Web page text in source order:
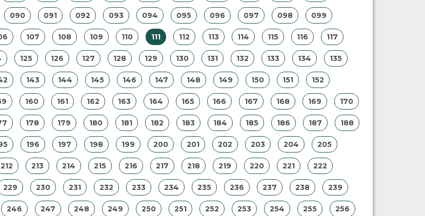
090 091 092 093 094 095 096 097 098 099
107 108 109 110 111 112 113 114 115 116 117
125 126 127 128 129 130 131 132 133 134 135
143 144 145 146 147 148 149 150 151 152
160 161 162 163 164 165 166 167 168 169 170
178 179 180 181 182 183 184 185 186 187 188
196 197 198 199 200 201 202 203 204 205
212 213 214 215 216 217 218 219 220 221 222
229 230 231 232 233 234 235 236 237 238 239
246 247 248 249 250 251 252 253 254 255 256